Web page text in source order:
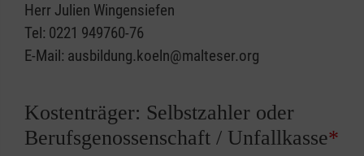
Herr Julien Wingensiefen
Tel: 0221 949760-76
E-Mail: ausbildung.koeln@malteser.org
Kostenträger: Selbstzahler oder
Berufsgenossenschaft / Unfallkasse*